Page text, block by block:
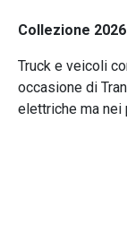
Collezione 2026
Truck e veicoli
occasione di
elettriche ma nei